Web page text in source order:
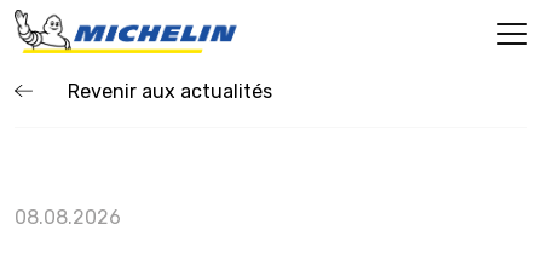
Revenir aux actualités
08.08.2026